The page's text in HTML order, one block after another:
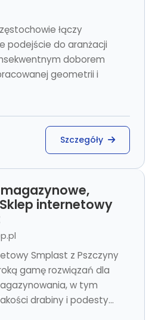
łączy
podejście do aranżacji
doborem
geometrii i
Szczegóły
internetowy
Smplast z Pszczyny
gamę rozwiązań dla
w tym
drabiny i podesty...